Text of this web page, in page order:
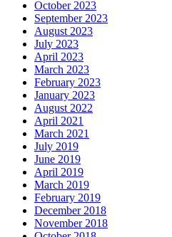
October 2023
September 2023
August 2023
July 2023
April 2023
March 2023
February 2023
January 2023
August 2022
April 2021
March 2021
July 2019
June 2019
April 2019
March 2019
February 2019
December 2018
November 2018